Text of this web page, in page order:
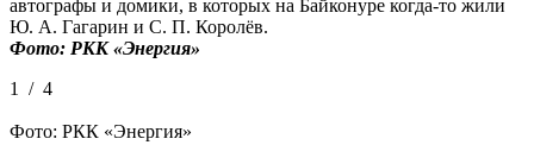
автографы и домики, в которых на Байконуре когда-то жили
Ю. А. Гагарин и С. П. Королёв.
Фото: РКК «Энергия»
1
/ 4
Фото: РКК «Энергия»